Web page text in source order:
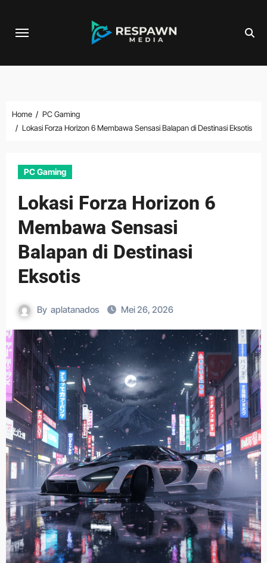
Home
PC Gaming
Lokasi Forza Horizon 6 Membawa Sensasi Balapan di Destinasi Eksotis
PC Gaming
Lokasi Forza Horizon 6
Membawa Sensasi
Balapan di Destinasi
Eksotis
By aplatanados Mei 26, 2026